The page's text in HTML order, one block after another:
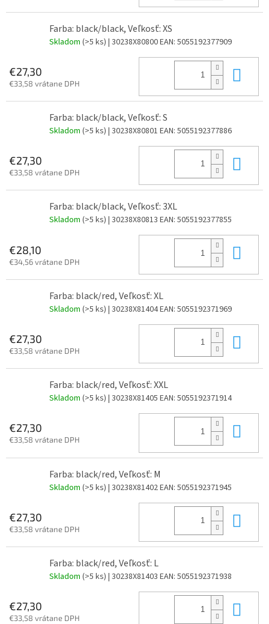
Farba: black/black, Veľkosť: XS
Skladom (>5 ks) | 30238X80800EAN: 5055192377909
€27,30
€33,58 vrátane DPH
Farba: black/black, Veľkosť: S
Skladom (>5 ks) | 30238X80801 EAN: 5055192377886
€27,30
€33,58 vrátane DPH
Farba: black/black, Veľkosť: 3XL
Skladom (>5 ks) | 30238X80813 EAN: 5055192377855
€28,10
€34,56 vrátane DPH
Farba: black/red, Veľkosť: XL
Skladom (>5 ks) | 30238X81404EAN: 5055192371969
€27,30
€33,58 vrátane DPH
Farba: black/red, Veľkosť: XXL
Skladom (>5 ks) | 30238X81405 EAN: 5055192371914
€27,30
€33,58 vrátane DPH
Farba: black/red, Veľkosť: M
Skladom (>5 ks) | 30238X81402EAN: 5055192371945
€27,30
€33,58 vrátane DPH
Farba: black/red, Veľkosť: L
Skladom (>5 ks) | 30238X81403 EAN: 5055192371938
€27,30
€33,58 vrátane DPH